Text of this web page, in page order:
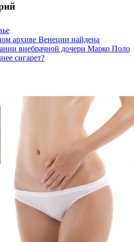
архиве Венеции найдена
внебрачной дочери Марко Поло
сигарет?